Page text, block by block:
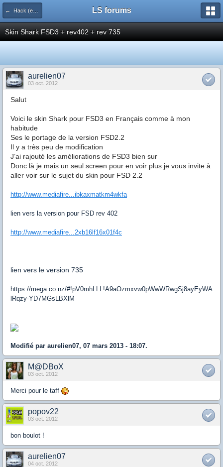
← Hack (exploits, homebrews...) LS forums
Skin Shark FSD3 + rev402 + rev 735
aurelien07
03 oct. 2012
Salut
Voici le skin Shark pour FSD3 en Français comme à mon
habitude
Ses le portage de la version FSD2.2
Il y a très peu de modification
J’ai rajouté les améliorations de FSD3 bien sur
Donc là je mais un seul screen pour en voir plus je vous invite à
aller voir sur le sujet du skin pour FSD 2.2
http://www.mediafire...ibkaxmatkm4wkfa
lien vers la version pour FSD rev 402
http://www.mediafire...2xb16lf16x01f4c
lien vers le version 735
https://mega.co.nz/#!pV0mhLLL!A9aOzmxvw0pWwWRwgSj8ayEyWA
lRqzy-YD7MGsLBXlM
Modifié par aurelien07, 07 mars 2013 - 18:07.
M@DBoX
03 oct. 2012
Merci pour le taff
popov22
03 oct. 2012
bon boulot !
aurelien07
04 oct. 2012